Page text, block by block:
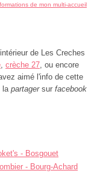
de mon multi-accueil
de Les Creches
crèche 27 , ou encore
aimé l'info de cette
la partagersur facebook
- Bosgouet
- Bourg-Achard